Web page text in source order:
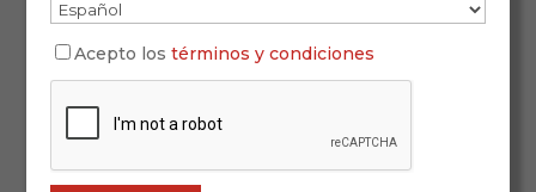
Descubre el Festival de Jerez 2026 (30ª edición):
fechas, sedes y programación completa día a día
del 20 de febrero al 7 de marzo, con
recomendaciones, claves de cada jornada y guía
práctica para disfrutarlo al máximo. Jerez, cuando
Acepto lostérminos y condiciones